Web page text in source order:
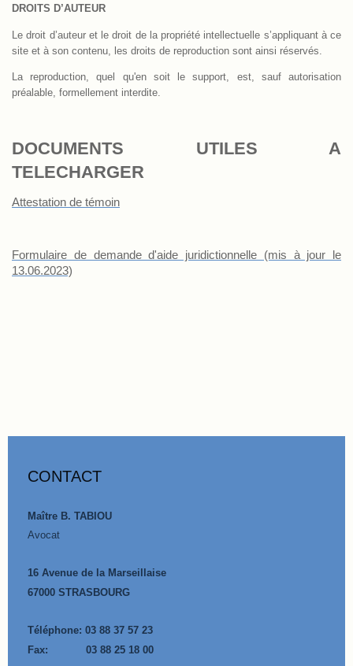
DROITS D’AUTEUR
Le droit d’auteur et le droit de la propriété intellectuelle s’appliquant à ce
site et à son contenu, les droits de reproduction sont ainsi réservés.
La reproduction, quel qu'en soit le support, est, sauf autorisation
préalable, formellement interdite.
DOCUMENTS UTILES A
TELECHARGER
Attestation de témoin
Formulaire de demande d'aide juridictionnelle (mis à jour le
13.06.2023)
CONTACT
Maître B. TABIOU
Avocat
16 Avenue de la Marseillaise
67000 STRASBOURG
Téléphone: 03 88 37 57 23
Fax: 03 88 25 18 00